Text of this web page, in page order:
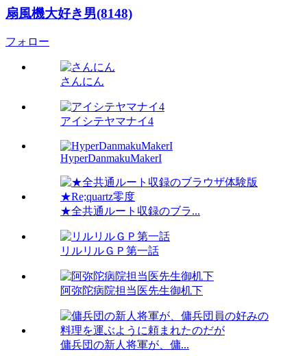
扇風機大好き男(8148)
フォロー
さんにん
アイシテヤマナイ4
HyperDanmakuMakerI
★全共通ルート収録のブラ...
リルリルＧＰ第一話
阿弥陀病院担当医先生御机下
傭兵団の新人将軍が、傭...